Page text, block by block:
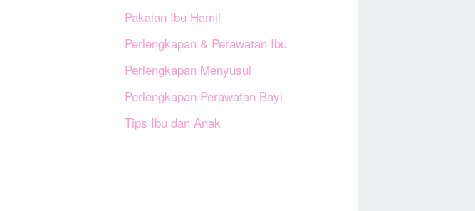
Pakaian Ibu Hamil
Perlengkapan & Perawatan Ibu
Perlengkapan Menyusui
Perlengkapan Perawatan Bayi
Tips Ibu dan Anak